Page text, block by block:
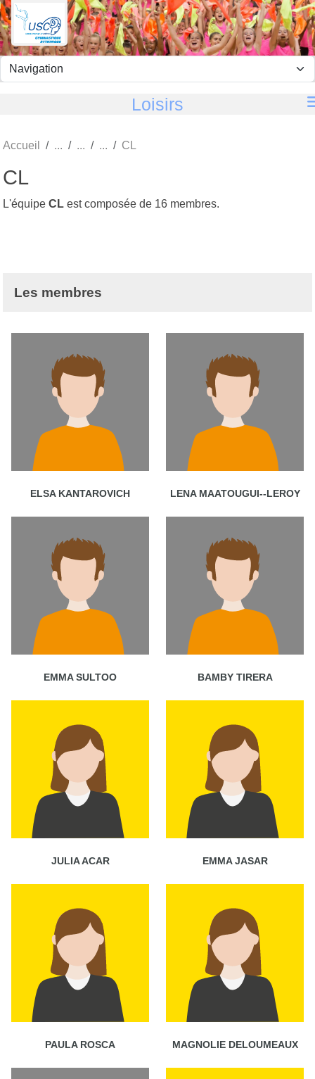
Loisirs
Accueil CL
CL
L'équipe CL est composée de 16 membres.
Les membres
ELSA KANTAROVICH LENA MAATOUGUI--LEROY
EMMA SULTOO BAMBY TIRERA
JULIA ACAR EMMA JASAR
PAULA ROSCA MAGNOLIE DELOUMEAUX
Panneau de gestion des cookies